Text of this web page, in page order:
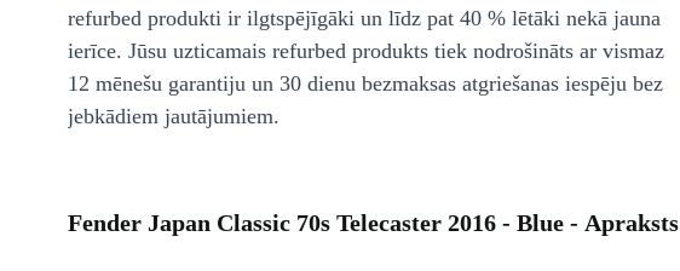
refurbed produkti ir ilgtspējīgāki un līdz pat 40 % lētāki nekā jauna
ierīce. Jūsu uzticamais refurbed produkts tiek nodrošināts ar vismaz
12 mēnešu garantiju un 30 dienu bezmaksas atgriešanas iespēju bez
jebkādiem jautājumiem.
Fender Japan Classic 70s Telecaster 2016 - Blue - Apraksts